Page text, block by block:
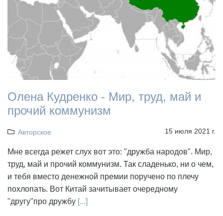
Олена Кудренко - Мир, труд, май и
прочий коммунизм
Авторское 15 июля 2021 г.
Мне всегда режет слух вот это: "дружба народов". Мир,
труд, май и прочий коммунизм. Так сладенько, ни о чем,
и тебя вместо денежной премии поручено по плечу
похлопать. Вот Китай зачитывает очередному
"другу"про дружбу [...]